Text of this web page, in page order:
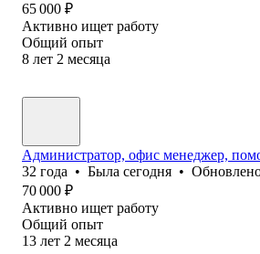
65 000 ₽
Активно ищет работу
Общий опыт
8 лет 2 месяца
Администратор, офис менеджер,
32 года • Была сегодня •
70 000 ₽
Активно ищет работу
Общий опыт
13 лет 2 месяца